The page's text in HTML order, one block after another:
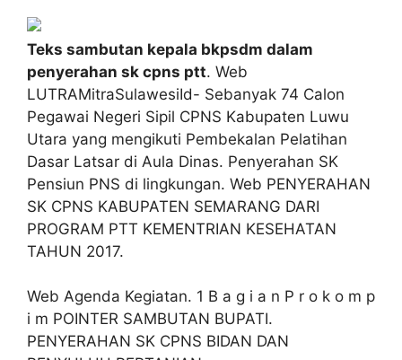
Teks sambutan kepala bkpsdm dalam
penyerahan sk cpns ptt. Web
LUTRAMitraSulawesiId- Sebanyak 74 Calon
Pegawai Negeri Sipil CPNS Kabupaten Luwu
Utara yang mengikuti Pembekalan Pelatihan
Dasar Latsar di Aula Dinas. Penyerahan SK
Pensiun PNS di lingkungan. Web PENYERAHAN
SK CPNS KABUPATEN SEMARANG DARI
PROGRAM PTT KEMENTRIAN KESEHATAN
TAHUN 2017.
Web Agenda Kegiatan. 1 B a g i a n P r o k o m p
i m POINTER SAMBUTAN BUPATI.
PENYERAHAN SK CPNS BIDAN DAN